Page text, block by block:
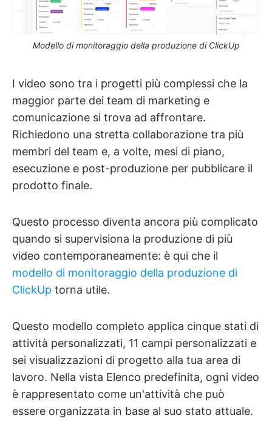
Modello di monitoraggio della produzione di ClickUp
I video sono tra i progetti più complessi che la
maggior parte dei team di marketing e
comunicazione si trova ad affrontare.
Richiedono una stretta collaborazione tra più
membri del team e, a volte, mesi di piano,
esecuzione e post-produzione per pubblicare il
prodotto finale.
Questo processo diventa ancora più complicato
quando si supervisiona la produzione di più
video contemporaneamente: è qui che il
modello di monitoraggio della produzione di
ClickUp torna utile.
Questo modello completo applica cinque stati di
attività personalizzati, 11 campi personalizzati e
sei visualizzazioni di progetto alla tua area di
lavoro. Nella vista Elenco predefinita, ogni video
è rappresentato come un'attività che può
essere organizzata in base al suo stato attuale.